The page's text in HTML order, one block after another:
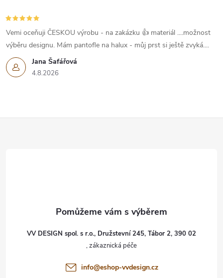
Jana Šafářová
4.8.2026
Vemi oceňuji ČESKOU výrobu - na zakázku 👍 materiál ....možnost
výběru designu. Mám pantofle na halux - můj prst si ještě zvyká....
VV DESIGN spol. s r.o., Družstevní 245, Tábor 2, 390 02
info@eshop-vvdesign.cz